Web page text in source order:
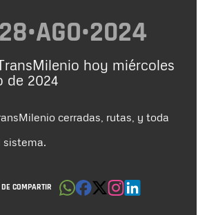
28•AGO•2024
hoy miércoles
de 2024
cerradas, rutas, y toda
sistema.
COMPARTIR